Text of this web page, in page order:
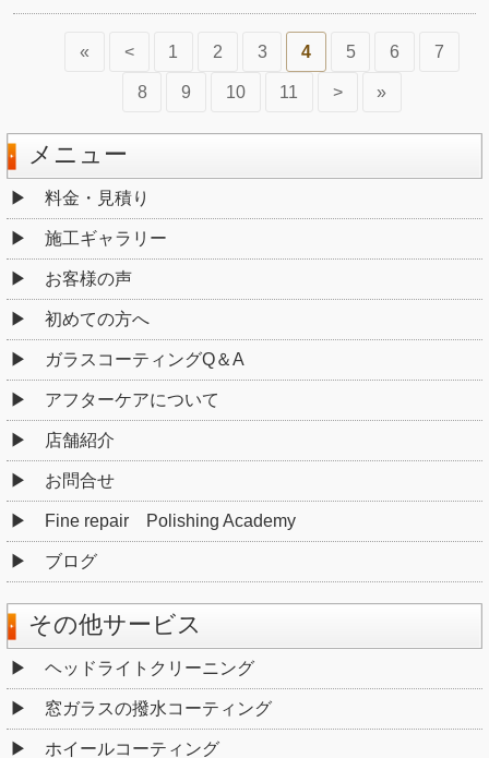
« < 1 2 3 4 5 6 7
8 9 10 11 > »
メニュー
料金・見積り
施工ギャラリー
お客様の声
初めての方へ
ガラスコーティングQ＆A
アフターケアについて
店舗紹介
お問合せ
Fine repair Polishing Academy
ブログ
その他サービス
ヘッドライトクリーニング
窓ガラスの撥水コーティング
ホイールコーティング